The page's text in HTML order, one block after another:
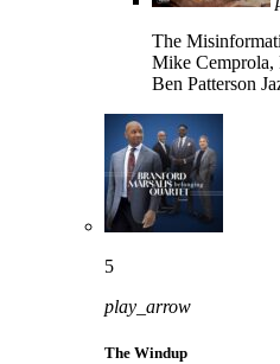
The
Mike Cemprola,
Ben Patterson
5
play_arrow
The Windup